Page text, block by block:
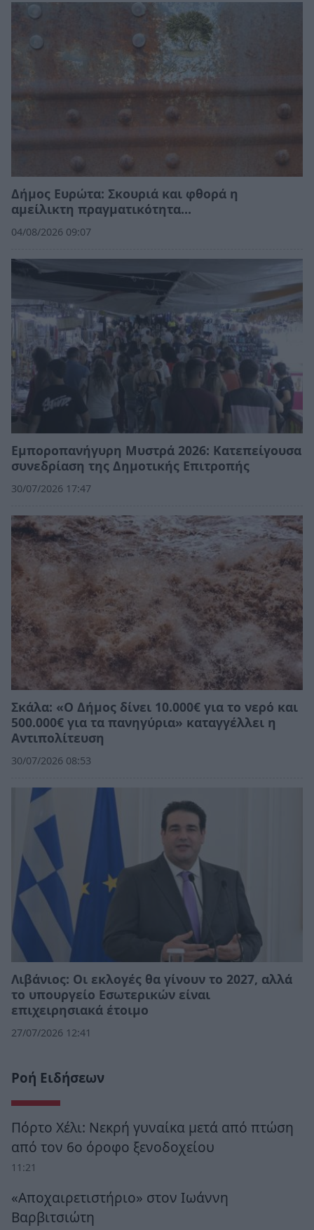
Δήμος Ευρώτα: Σκουριά και φθορά η
αμείλικτη πραγματικότητα…
04/08/2026 09:07
Εμποροπανήγυρη Μυστρά 2026: Κατεπείγουσα
συνεδρίαση της Δημοτικής Επιτροπής
30/07/2026 17:47
Σκάλα: «Ο Δήμος δίνει 10.000€ για το νερό και
500.000€ για τα πανηγύρια» καταγγέλλει η
Αντιπολίτευση
30/07/2026 08:53
Λιβάνιος: Οι εκλογές θα γίνουν το 2027, αλλά
το υπουργείο Εσωτερικών είναι
επιχειρησιακά έτοιμο
27/07/2026 12:41
Ροή Ειδήσεων
Πόρτο Χέλι: Νεκρή γυναίκα μετά από πτώση
από τον 6ο όροφο ξενοδοχείου
11:21
«Αποχαιρετιστήριο» στον Ιωάννη
Βαρβιτσιώτη